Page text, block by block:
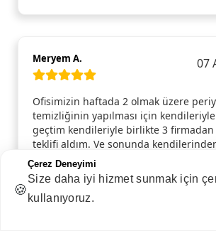
Meryem A. 07
Ofisimizin haftada 2 olmak üzere
temizliğinin yapılması için
geçtim kendileriyle birlikte 3 firmadan
teklifi aldım. Ve sonunda
almaya karar verdim. Planlanan gün
ofisimizin temizliğini yaptılar.
kalınca kendileriyle 1 Yıllık anlaşma
Özellikle Ayşe Hanım ve ekibine çok
🍪
Çerez Deneyimi
Size daha iyi hizmet sunmak için
kullanıyoruz.